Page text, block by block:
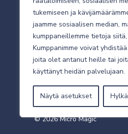
tukemiseen ja
jaamme sosiaalisen median,
kumppaneillemme tietoja
Kumppanimme voivat
joita olet antanut heille tai
käyttänyt heidän palvelujaan.
Näytä asetukset
© 2026 Micro Magic